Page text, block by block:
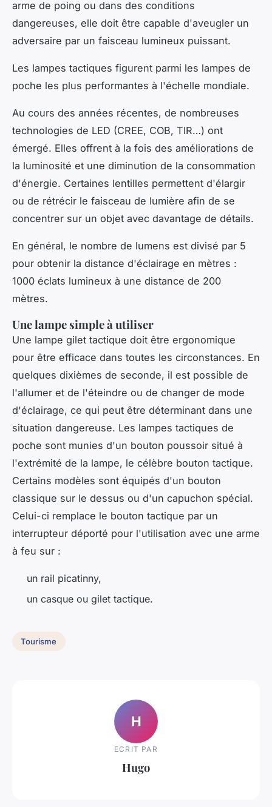
arme de poing ou dans des conditions
dangereuses, elle doit être capable d'aveugler un
adversaire par un faisceau lumineux puissant.
Les lampes tactiques figurent parmi les lampes de
poche les plus performantes à l'échelle mondiale.
Au cours des années récentes, de nombreuses
technologies de LED (CREE, COB, TIR…) ont
émergé. Elles offrent à la fois des améliorations de
la luminosité et une diminution de la consommation
d'énergie. Certaines lentilles permettent d'élargir
ou de rétrécir le faisceau de lumière afin de se
concentrer sur un objet avec davantage de détails.
En général, le nombre de lumens est divisé par 5
pour obtenir la distance d'éclairage en mètres :
1000 éclats lumineux à une distance de 200
mètres.
Une lampe simple à utiliser
Une lampe gilet tactique doit être ergonomique
pour être efficace dans toutes les circonstances. En
quelques dixièmes de seconde, il est possible de
l'allumer et de l'éteindre ou de changer de mode
d'éclairage, ce qui peut être déterminant dans une
situation dangereuse. Les lampes tactiques de
poche sont munies d'un bouton poussoir situé à
l'extrémité de la lampe, le célèbre bouton tactique.
Certains modèles sont équipés d'un bouton
classique sur le dessus ou d'un capuchon spécial.
Celui-ci remplace le bouton tactique par un
interrupteur déporté pour l'utilisation avec une arme
à feu sur :
un rail picatinny,
un casque ou gilet tactique.
Tourisme
H
ECRIT PAR
Hugo